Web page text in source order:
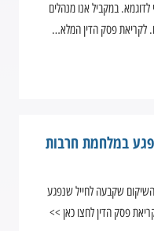
5 מיליון ₪ פיצוי לדוגמא. במקביל אנו מנהלים
לקריאת פסק הדין המלא…
במלחמת חרבות
של אגף השיקום שקבעה לחייל שנפגע